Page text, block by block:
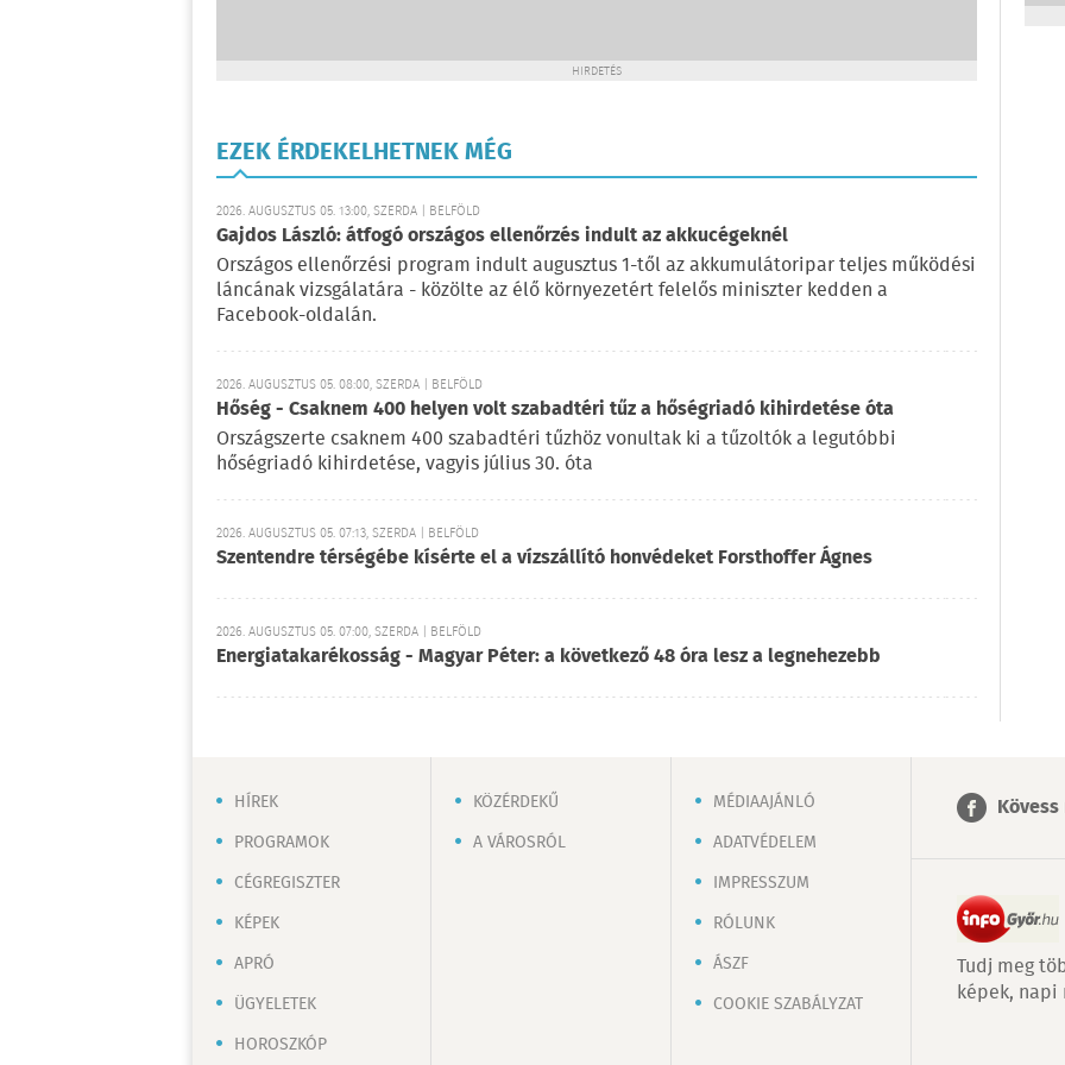
HIRDETÉS
EZEK ÉRDEKELHETNEK MÉG
2026. AUGUSZTUS 05. 13:00, SZERDA | BELFÖLD
Gajdos László: átfogó országos ellenőrzés indult az akkucégeknél
Országos ellenőrzési program indult augusztus 1-től az akkumulátoripar teljes működési
láncának vizsgálatára - közölte az élő környezetért felelős miniszter kedden a
Facebook-oldalán.
2026. AUGUSZTUS 05. 08:00, SZERDA | BELFÖLD
Hőség - Csaknem 400 helyen volt szabadtéri tűz a hőségriadó kihirdetése óta
Országszerte csaknem 400 szabadtéri tűzhöz vonultak ki a tűzoltók a legutóbbi
hőségriadó kihirdetése, vagyis július 30. óta
2026. AUGUSZTUS 05. 07:13, SZERDA | BELFÖLD
Szentendre térségébe kísérte el a vízszállító honvédeket Forsthoffer Ágnes
2026. AUGUSZTUS 05. 07:00, SZERDA | BELFÖLD
Energiatakarékosság - Magyar Péter: a következő 48 óra lesz a legnehezebb
HÍREK
PROGRAMOK
CÉGREGISZTER
KÉPEK
APRÓ
ÜGYELETEK
HOROSZKÓP
KÖZÉRDEKŰ
A VÁROSRÓL
MÉDIAAJÁNLÓ
ADATVÉDELEM
IMPRESSZUM
RÓLUNK
ÁSZF
COOKIE SZABÁLYZAT
Tudj meg
képek, napi